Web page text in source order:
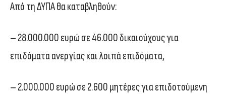
Από τη ΔΥΠΑ θα καταβληθούν:
– 28.000.000 ευρώ σε 46.000 δικαιούχους για
επιδόματα ανεργίας και λοιπά επιδόματα,
– 2.000.000 ευρώ σε 2.600 μητέρες για επιδοτούμενη